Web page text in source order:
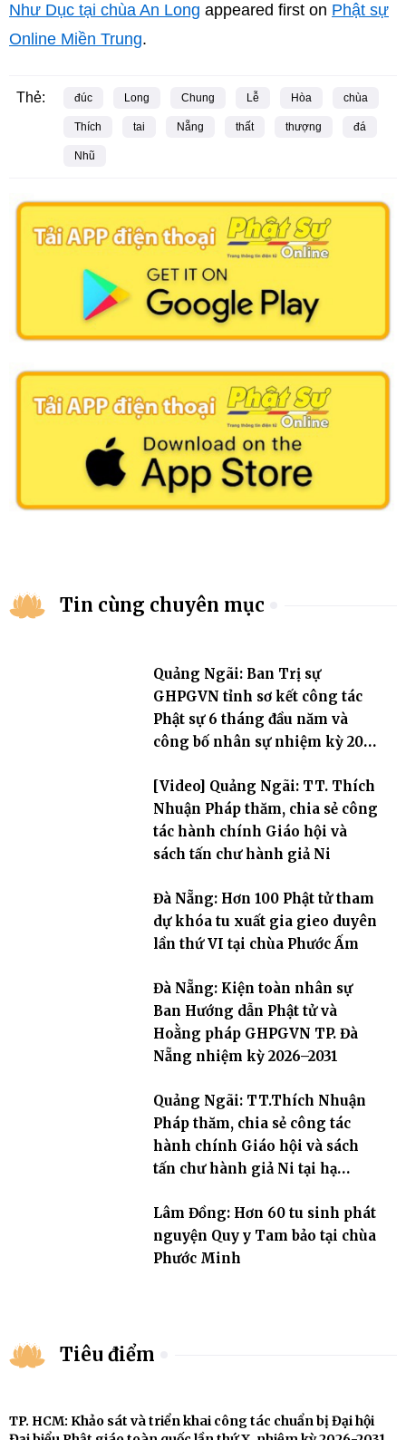
Như Dục tại chùa An Long appeared first on Phật sự
Online Miền Trung.
Thẻ: đúc Long Chung Lễ Hòa chùa
Thích tai Nẵng thất thượng đá
Nhũ
Tin cùng chuyên mục
Quảng Ngãi: Ban Trị sự
GHPGVN tỉnh sơ kết công tác
Phật sự 6 tháng đầu năm và
công bố nhân sự nhiệm kỳ 2026
[Video] Quảng Ngãi: TT. Thích
Nhuận Pháp thăm, chia sẻ công
tác hành chính Giáo hội và
sách tấn chư hành giả Ni
Đà Nẵng: Hơn 100 Phật tử tham
dự khóa tu xuất gia gieo duyên
lần thứ VI tại chùa Phước Ấm
Đà Nẵng: Kiện toàn nhân sự
Ban Hướng dẫn Phật tử và
Hoằng pháp GHPGVN TP. Đà
Nẵng nhiệm kỳ 2026–2031
Quảng Ngãi: TT.Thích Nhuận
Pháp thăm, chia sẻ công tác
hành chính Giáo hội và sách
tấn chư hành giả Ni tại hạ
tỉnh
Lâm Đồng: Hơn 60 tu sinh phát
nguyện Quy y Tam bảo tại chùa
Phước Minh
Tiêu điểm
TP. HCM: Khảo sát và triển khai công tác chuẩn bị Đại hội